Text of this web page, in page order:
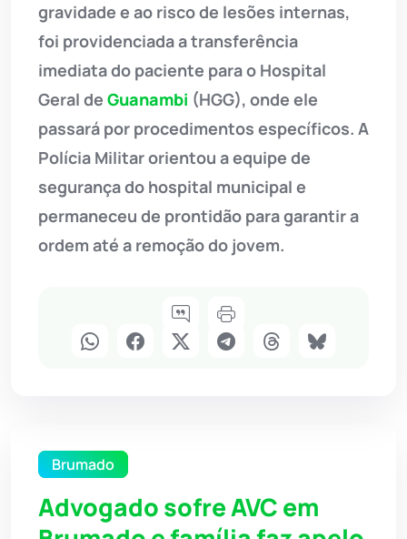
gravidade e ao risco de lesões internas,
foi providenciada a transferência
imediata do paciente para o Hospital
Geral de Guanambi (HGG), onde ele
passará por procedimentos específicos. A
Polícia Militar orientou a equipe de
segurança do hospital municipal e
permaneceu de prontidão para garantir a
ordem até a remoção do jovem.
Brumado
Advogado sofre AVC em